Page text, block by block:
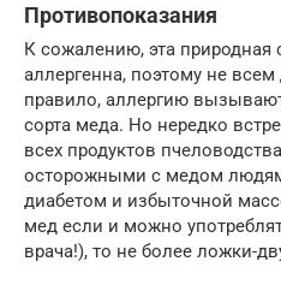
Противопоказания
К сожалению, эта природная
аллергенна, поэтому не всем
правило, аллергию
сорта меда. Но нередко
всех продуктов
осторожными с медом
диабетом и избыточной
мед если и можно
врача!), то не более ложки-